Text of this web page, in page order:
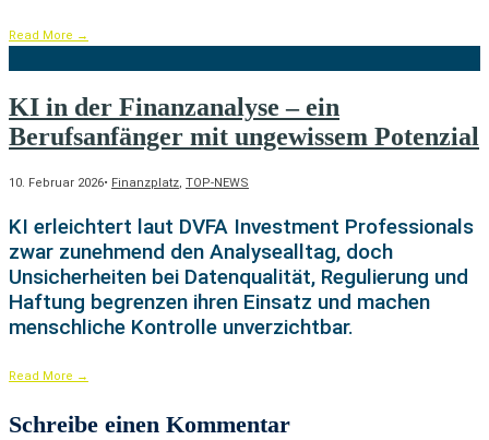
Read More →
KI in der Finanzanalyse – ein
Berufsanfänger mit ungewissem Potenzial
10. Februar 2026• Finanzplatz, TOP-NEWS
KI erleichtert laut DVFA Investment Professionals
zwar zunehmend den Analysealltag, doch
Unsicherheiten bei Datenqualität, Regulierung und
Haftung begrenzen ihren Einsatz und machen
menschliche Kontrolle unverzichtbar.
Read More →
Schreibe einen Kommentar